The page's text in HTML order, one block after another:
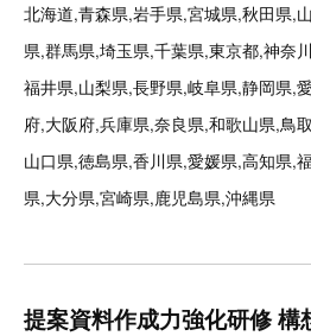
北海道,青森県,岩手県,宮城県,秋田県,
県,群馬県,埼玉県,千葉県,東京都,神奈
福井県,山梨県,長野県,岐阜県,静岡県,
府,大阪府,兵庫県,奈良県,和歌山県,鳥
山口県,徳島県,香川県,愛媛県,高知県,
県,大分県,宮崎県,鹿児島県,沖縄県
提案資料作成力強化研修 構